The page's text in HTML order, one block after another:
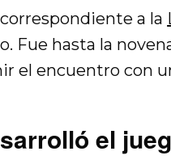
a la
Fue hasta la
el encuentro con
el